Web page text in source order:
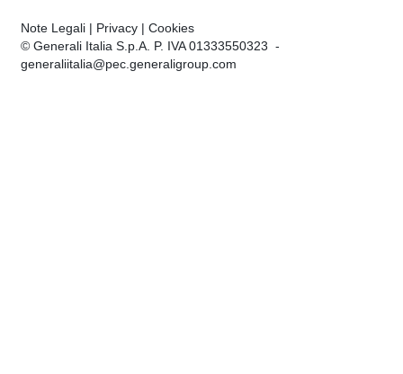
Note Legali | Privacy | Cookies
© Generali Italia S.p.A. P. IVA 01333550323 -
generaliitalia@pec.generaligroup.com